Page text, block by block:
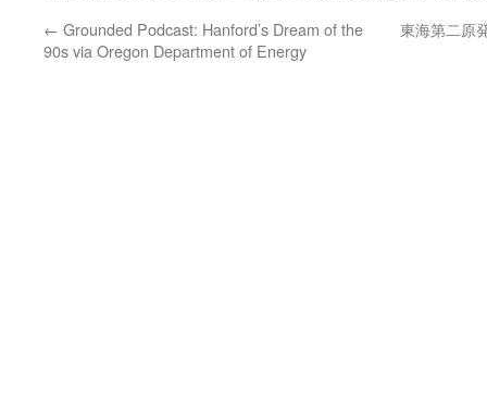
← Grounded Podcast: Hanford’s Dream of the
90s via Oregon Department of Energy
東海第二原